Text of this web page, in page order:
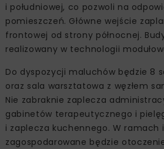
i południowej, co pozwoli na
pomieszczeń. Główne wejście
frontowej od strony północnej.
realizowany w technologii
Do dyspozycji maluchów będzie 8
oraz sala warsztatowa z węzłem
Nie zabraknie zaplecza
gabinetów terapeutycznego i
i zaplecza kuchennego. W ramach
zagospodarowane będzie otoczenie